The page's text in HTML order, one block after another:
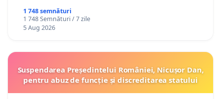
1 748 semnături
1 748 Semnături / 7 zile
5 Aug 2026
Suspendarea Președintelui României, Nicușor Dan,
pentru abuz de funcție și discreditarea statului